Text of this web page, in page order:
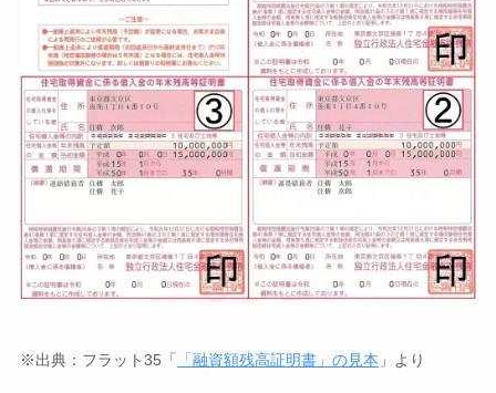
※出典：フラット35「 「融資額残高証明書」の見本 」より